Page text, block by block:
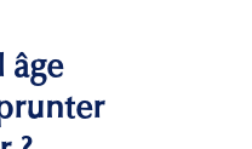
âge